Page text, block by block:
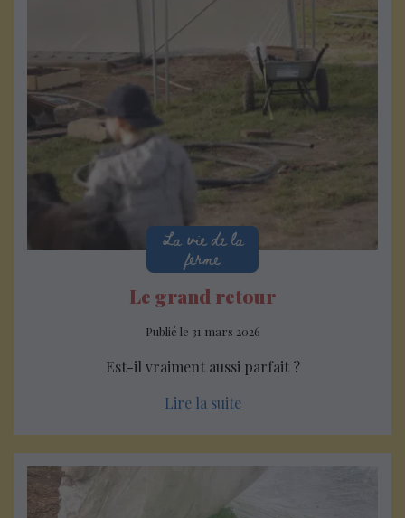
La vie de la
ferme
Le grand retour
Publié le 31 mars 2026
Est-il vraiment aussi parfait ?
Lire la suite